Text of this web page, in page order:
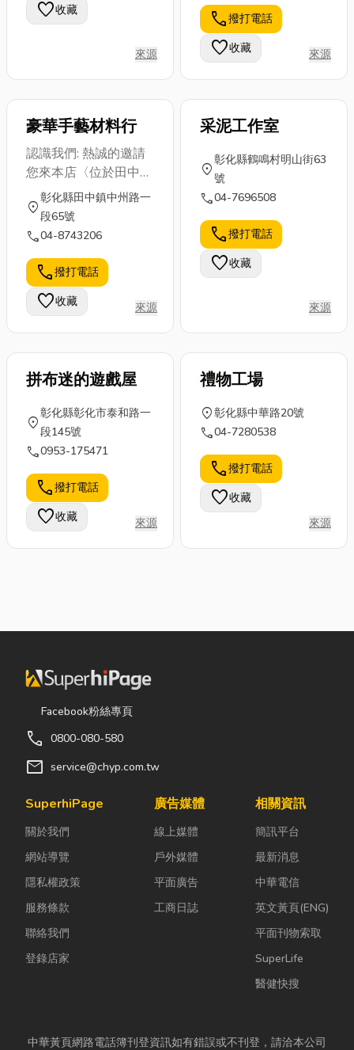
家用瓦斯的一
般家庭，還是
好處有哪些.j...
與材質吧！
紗窗種類有
哪...
favorite收藏
來源
提包系列、毛線系列、
賀禮系列.專營學校家
政、工藝、美術教材、
多采多姿的手藝世界.
call撥打電話
favorite收藏 來源
豪華手藝材料行
認識我們: 熱誠的邀請
您來本店〈位於田中火
車站前〉，我們有各種
毛衣、背心之編織教學
及最新的流行手工藝。
熱誠的服務及純熟的技
藝；並任教於各農會家
政班、社區媽媽教室、
一件美麗又大方的毛衣
location_on
彰化縣田中鎮中州路一
段65號
call04-8743206
call撥打電話
favorite收藏 來源
采泥工作室
location_on
彰化縣鶴鳴村明山街63
號
call04-7696508
call撥打電話
favorite收藏
來源
拼布迷的遊戲屋
location_on
彰化縣彰化市泰和路一
段145號
call0953-175471
call撥打電話
favorite收藏 來源
禮物工場
location_on彰化縣中華路20號
call04-7280538
call撥打電話
favorite收藏
來源
Facebook粉絲專頁
call 0800-080-580
mail service@chyp.com.tw
SuperhiPage
關於我們
網站導覽
隱私權政策
服務條款
聯絡我們
登錄店家
廣告媒體
線上媒體
戶外媒體
平面廣告
工商日誌
相關資訊
簡訊平台
最新消息
中華電信
英文黃頁(ENG)
平面刊物索取
SuperLife
醫健快搜
中華黃頁網路電話簿刊登資訊如有錯誤或不刊登，請洽本公司